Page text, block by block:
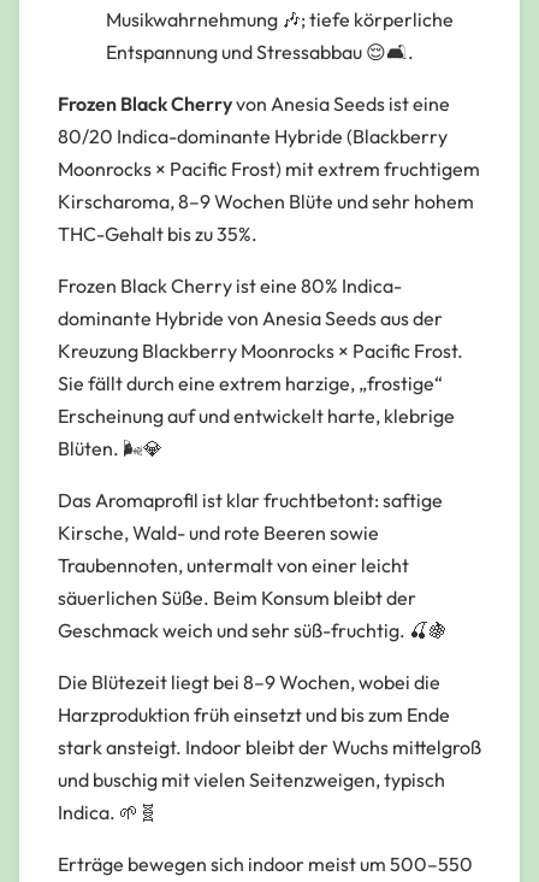
Musikwahrnehmung 🎶; tiefe körperliche
Entspannung und Stressabbau 😌🛋️.
Frozen Black Cherryvon Anesia Seeds ist eine
80/20 Indica-dominante Hybride (Blackberry
Moonrocks × Pacific Frost) mit extrem fruchtigem
Kirscharoma, 8–9 Wochen Blüte und sehr hohem
THC-Gehalt bis zu 35%.
Frozen Black Cherry ist eine 80% Indica-
dominante Hybride von Anesia Seeds aus der
Kreuzung Blackberry Moonrocks × Pacific Frost.
Sie fällt durch eine extrem harzige, „frostige“
Erscheinung auf und entwickelt harte, klebrige
Blüten. 🌬️💎
Das Aromaprofil ist klar fruchtbetont: saftige
Kirsche, Wald- und rote Beeren sowie
Traubennoten, untermalt von einer leicht
säuerlichen Süße. Beim Konsum bleibt der
Geschmack weich und sehr süß-fruchtig. 🍒🍇
Die Blütezeit liegt bei 8–9 Wochen, wobei die
Harzproduktion früh einsetzt und bis zum Ende
stark ansteigt. Indoor bleibt der Wuchs mittelgroß
und buschig mit vielen Seitenzweigen, typisch
Indica. 🌱🧬
Erträge bewegen sich indoor meist um 500–550